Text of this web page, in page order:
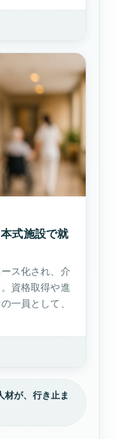
式施設で就
ス化され、介
資格取得や進
一員として、
が、行き止ま